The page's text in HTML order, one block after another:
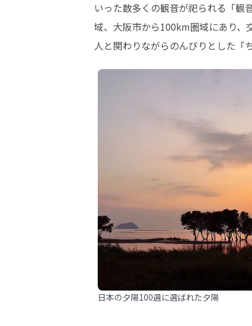
いった数多くの観音が祀られる「観
域、大阪市から100km圏域にあり、
人と関わりながらのんびりとした「
日本の夕陽100選に選ばれた夕陽